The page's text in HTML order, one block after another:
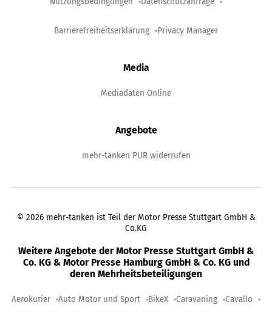
Barrierefreiheitserklärung Privacy Manager
Media
Mediadaten Online
Angebote
mehr-tanken PUR widerrufen
© 2026 mehr-tanken ist Teil der Motor Presse Stuttgart GmbH &
Co.KG
Weitere Angebote der Motor Presse Stuttgart GmbH &
Co. KG & Motor Presse Hamburg GmbH & Co. KG und
deren Mehrheitsbeteiligungen
Aerokurier Auto Motor und Sport BikeX Caravaning Cavallo